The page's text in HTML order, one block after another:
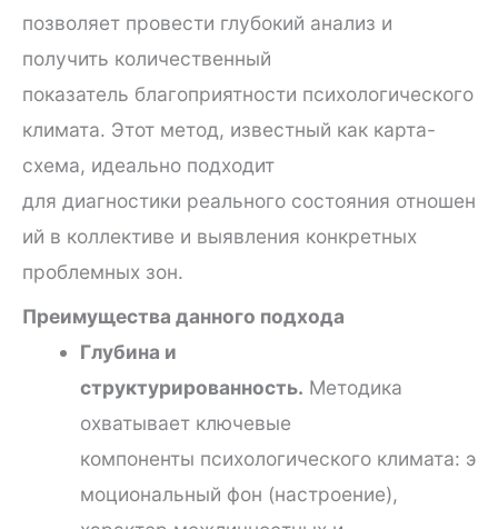
позволяет провести глубокий анализ и
получить количественный
показатель благоприятности психологического
климата. Этот метод, известный как карта-
схема, идеально подходит
для диагностики реального состояния отношен
ий в коллективе и выявления конкретных
проблемных зон.
Преимущества данного подхода
Глубина и
структурированность. Методика
охватывает ключевые
компоненты психологического климата: э
моциональный фон (настроение),